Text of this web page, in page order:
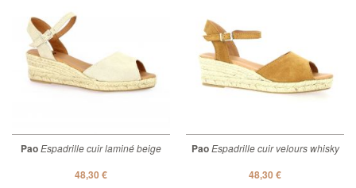
PaoEspadrille cuir laminé beige
48,30 €
PaoEspadrille cuir velours whisky
48,30 €